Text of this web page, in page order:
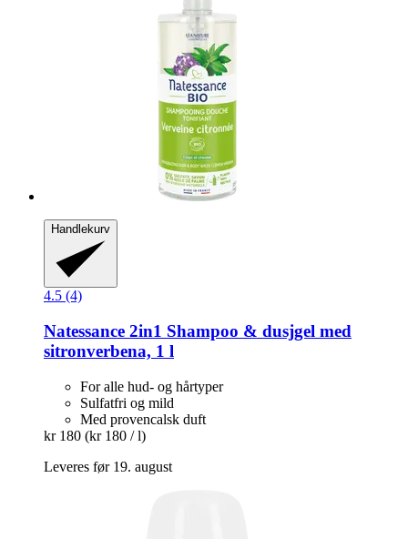
Handlekurv
4.5 (4)
Natessance 2in1 Shampoo & dusjgel med
sitronverbena, 1 l
For alle hud- og hårtyper
Sulfatfri og mild
Med provencalsk duft
kr 180 (kr 180 / l)
Leveres før 19. august